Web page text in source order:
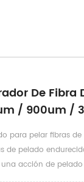
De Fibra
/ 900um /
para pelar fibras
de pelado
una acción de